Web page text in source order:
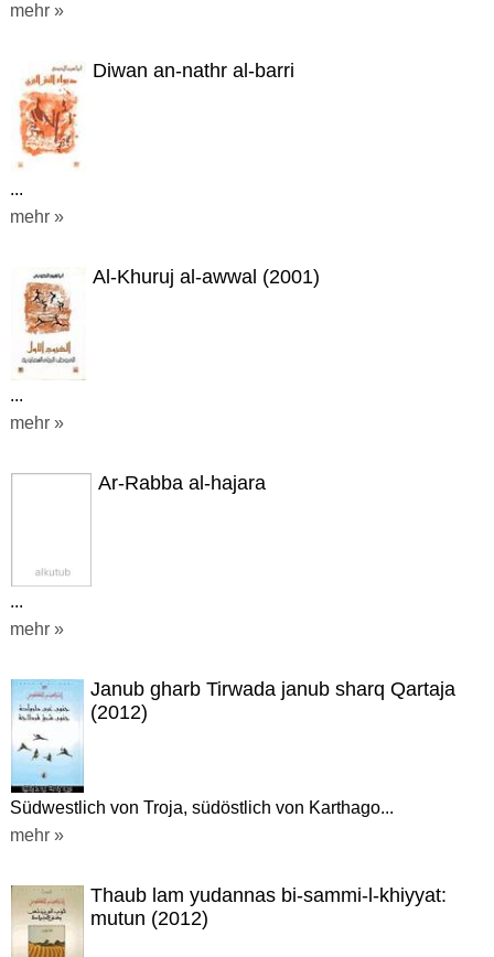
mehr »
Diwan an-nathr al-barri
...
mehr »
Al-Khuruj al-awwal (2001)
...
mehr »
Ar-Rabba al-hajara
...
mehr »
Janub gharb Tirwada janub sharq Qartaja
(2012)
Südwestlich von Troja, südöstlich von Karthago...
mehr »
Thaub lam yudannas bi-sammi-l-khiyyat:
mutun (2012)